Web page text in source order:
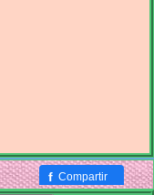
f Compartir